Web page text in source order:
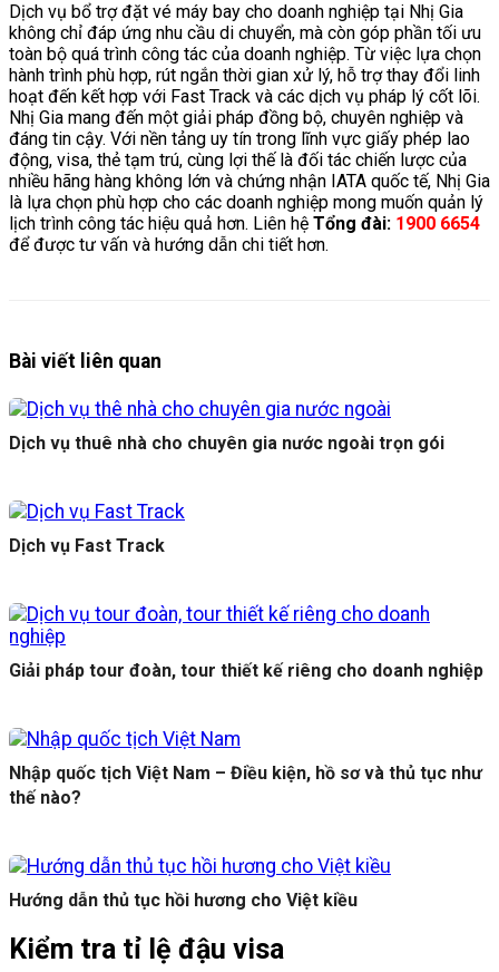
Dịch vụ bổ trợ đặt vé máy bay cho doanh nghiệp tại Nhị Gia
không chỉ đáp ứng nhu cầu di chuyển, mà còn góp phần tối ưu
toàn bộ quá trình công tác của doanh nghiệp. Từ việc lựa chọn
hành trình phù hợp, rút ngắn thời gian xử lý, hỗ trợ thay đổi linh
hoạt đến kết hợp với Fast Track và các dịch vụ pháp lý cốt lõi.
Nhị Gia mang đến một giải pháp đồng bộ, chuyên nghiệp và
đáng tin cậy. Với nền tảng uy tín trong lĩnh vực giấy phép lao
động, visa, thẻ tạm trú, cùng lợi thế là đối tác chiến lược của
nhiều hãng hàng không lớn và chứng nhận IATA quốc tế, Nhị Gia
là lựa chọn phù hợp cho các doanh nghiệp mong muốn quản lý
lịch trình công tác hiệu quả hơn. Liên hệ Tổng đài: 1900 6654
để được tư vấn và hướng dẫn chi tiết hơn.
Bài viết liên quan
Dịch vụ thuê nhà cho chuyên gia nước ngoài trọn gói
Dịch vụ Fast Track
Giải pháp tour đoàn, tour thiết kế riêng cho doanh nghiệp
Nhập quốc tịch Việt Nam – Điều kiện, hồ sơ và thủ tục như
thế nào?
Hướng dẫn thủ tục hồi hương cho Việt kiều
Kiểm tra tỉ lệ đậu visa